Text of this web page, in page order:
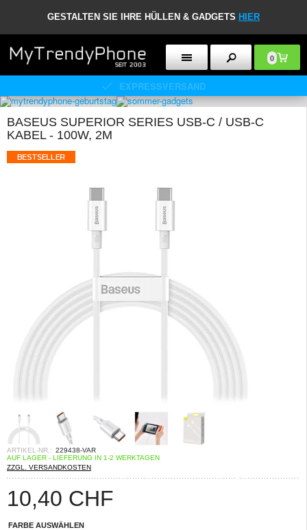
GESTALTEN SIE IHRE HÜLLEN & GADGETS HIER
0
EXPRESSVERSAND
BASEUS SUPERIOR SERIES USB-C / USB-C
KABEL - 100W, 2M
ARTIKEL-NR.: 229438-VAR
AUF LAGER - LIEFERUNG IN 1-2 WERKTAGEN
ZZGL. VERSANDKOSTEN
10,40 CHF
FARBE AUSWÄHLEN